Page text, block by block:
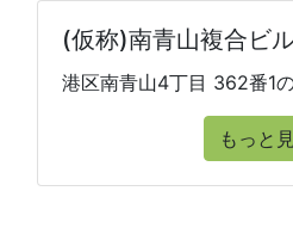
(仮称)南青山複合ビ
港区南青山4丁目 362番1
もっと